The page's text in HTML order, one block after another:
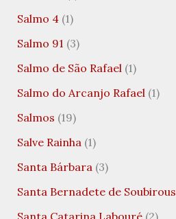
Salmo 4(1)
Salmo 91 (3)
Salmo de São Rafael(1)
Salmo do Arcanjo Rafael(1)
Salmos (19)
Salve Rainha(1)
Santa Bárbara(3)
Santa Bernadete de Soubirous
Santa Catarina Labouré(2)